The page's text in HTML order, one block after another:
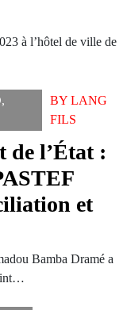
à l’hôtel de ville de
,
BYLANG
FILS
de l’État :
et
Bamba Dramé a